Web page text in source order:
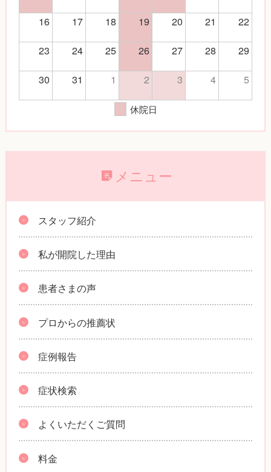
16
17 18 19 20 21
22
23
24 25 26 27 28
29
30
31 1 2 3 4 5
休院日
メニュー
スタッフ紹介
私が開院した理由
患者さまの声
プロからの推薦状
症例報告
症状検索
よくいただくご質問
料金